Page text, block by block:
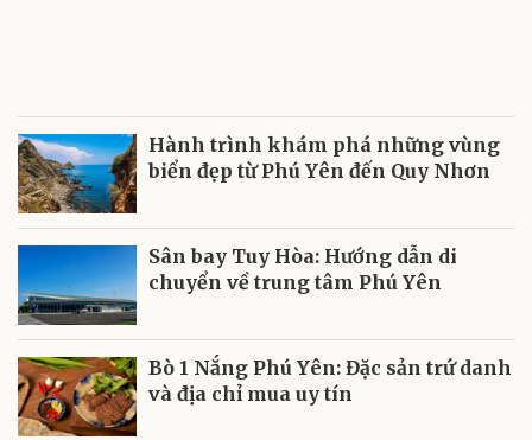
Hành trình khám phá những vùng
biển đẹp từ Phú Yên đến Quy Nhơn
Sân bay Tuy Hòa: Hướng dẫn di
chuyển về trung tâm Phú Yên
Bò 1 Nắng Phú Yên: Đặc sản trứ danh
và địa chỉ mua uy tín